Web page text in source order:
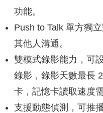
功能。
Push to Talk 單方獨
其他人溝通。
雙模式錄影能力，可
錄影，錄影天數最長
卡，記憶卡讀取速度
支援動態偵測，可推